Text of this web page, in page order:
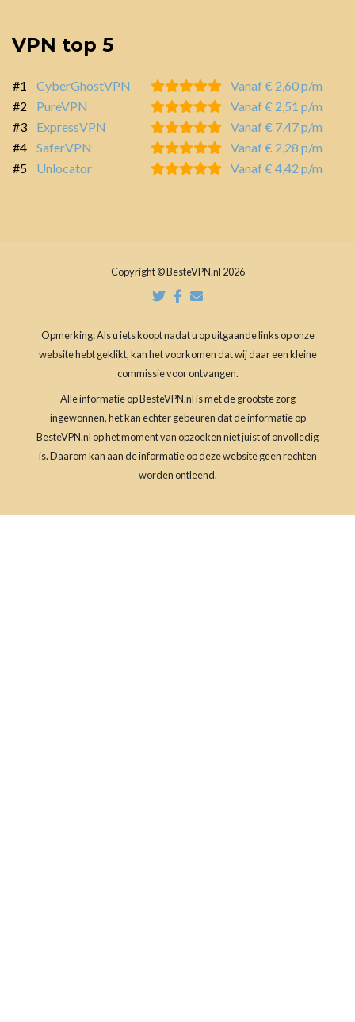
VPN top 5
#1 CyberGhostVPN
Vanaf € 2,60 p/m
#2
PureVPN
Vanaf € 2,51 p/m
#3
ExpressVPN
Vanaf € 7,47 p/m
#4
SaferVPN
Vanaf € 2,28 p/m
#5
Unlocator Vanaf € 4,42 p/m
Copyright © BesteVPN.nl 2026
Opmerking: Als u iets koopt nadat u op uitgaande links op onze
website hebt geklikt, kan het voorkomen dat wij daar een kleine
commissie voor ontvangen.
Alle informatie op BesteVPN.nl is met de grootste zorg
ingewonnen, het kan echter gebeuren dat de informatie op
BesteVPN.nl op het moment van opzoeken niet juist of onvolledig
is. Daarom kan aan de informatie op deze website geen rechten
worden ontleend.